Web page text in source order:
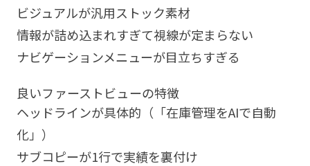
ビジュアルが汎用ストック素材
情報が詰め込まれすぎて視線が定まらない
ナビゲーションメニューが目立ちすぎる
良いファーストビューの特徴
ヘッドラインが具体的（「在庫管理をAIで自動
化」）
サブコピーが1行で実績を裏付け